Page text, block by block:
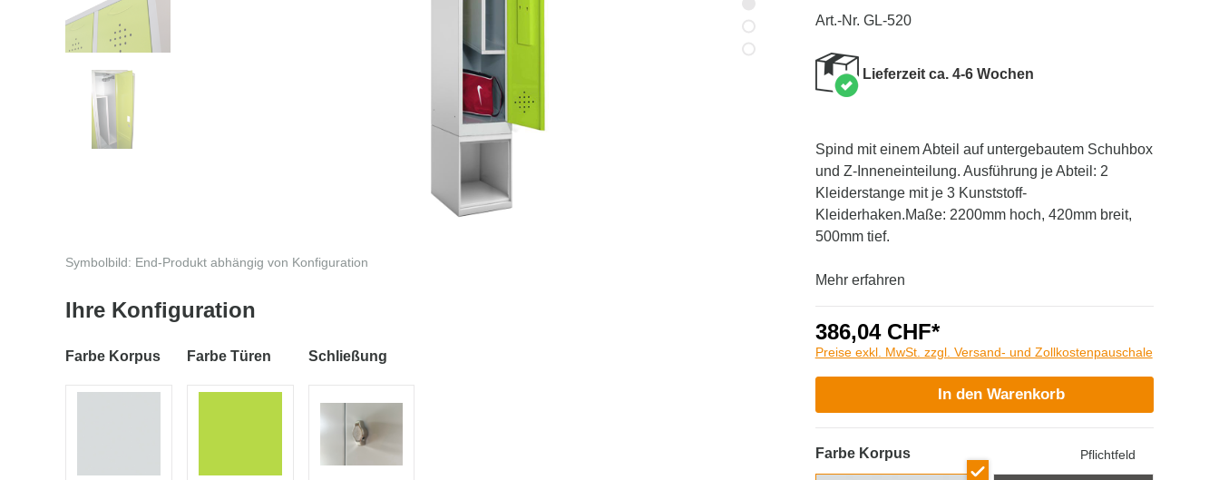
Symbolbild: End-Produkt abhängig von Konfiguration
Ihre Konfiguration
Farbe Korpus Farbe Türen Schließung
Art.-Nr. GL-520
Lieferzeit ca. 4-6 Wochen
Spind mit einem Abteil auf untergebautem Schuhbox
und Z-Inneneinteilung. Ausführung je Abteil: 2
Kleiderstange mit je 3 Kunststoff-
Kleiderhaken.Maße: 2200mm hoch, 420mm breit,
500mm tief.
Mehr erfahren
386,04 CHF*
Preise exkl. MwSt. zzgl. Versand- und Zollkostenpauschale
In den Warenkorb
Farbe Korpus Pflichtfeld